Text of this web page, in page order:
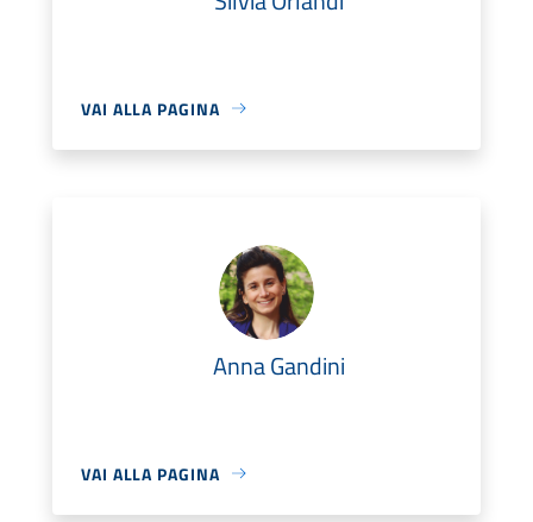
VAI ALLA PAGINA
Anna Gandini
VAI ALLA PAGINA